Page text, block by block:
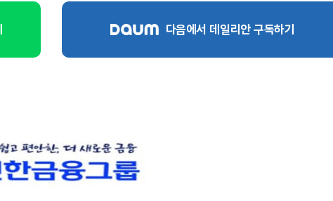
다음에서 데일리안 구독하기